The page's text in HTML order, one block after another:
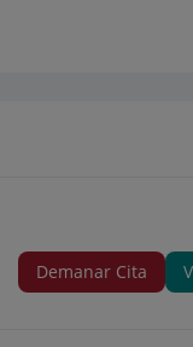
Demanar Cita